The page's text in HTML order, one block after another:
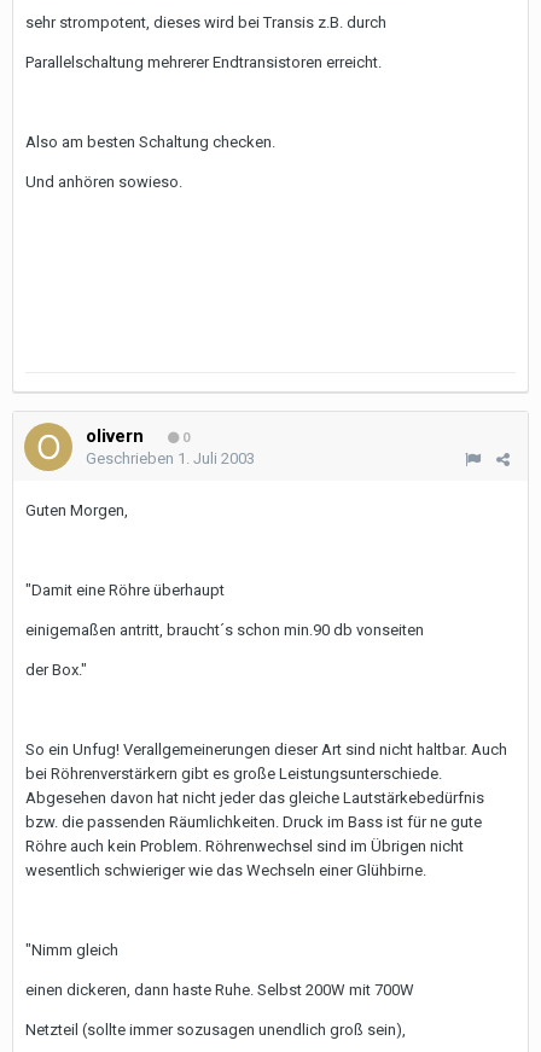
sehr strompotent, dieses wird bei Transis z.B. durch
Parallelschaltung mehrerer Endtransistoren erreicht.
Also am besten Schaltung checken.
Und anhören sowieso.
olivern 0
Geschrieben 1. Juli 2003
Guten Morgen,
"Damit eine Röhre überhaupt
einigemaßen antritt, braucht´s schon min.90 db vonseiten
der Box."
So ein Unfug! Verallgemeinerungen dieser Art sind nicht haltbar. Auch
bei Röhrenverstärkern gibt es große Leistungsunterschiede.
Abgesehen davon hat nicht jeder das gleiche Lautstärkebedürfnis
bzw. die passenden Räumlichkeiten. Druck im Bass ist für ne gute
Röhre auch kein Problem. Röhrenwechsel sind im Übrigen nicht
wesentlich schwieriger wie das Wechseln einer Glühbirne.
"Nimm gleich
einen dickeren, dann haste Ruhe. Selbst 200W mit 700W
Netzteil (sollte immer sozusagen unendlich groß sein),